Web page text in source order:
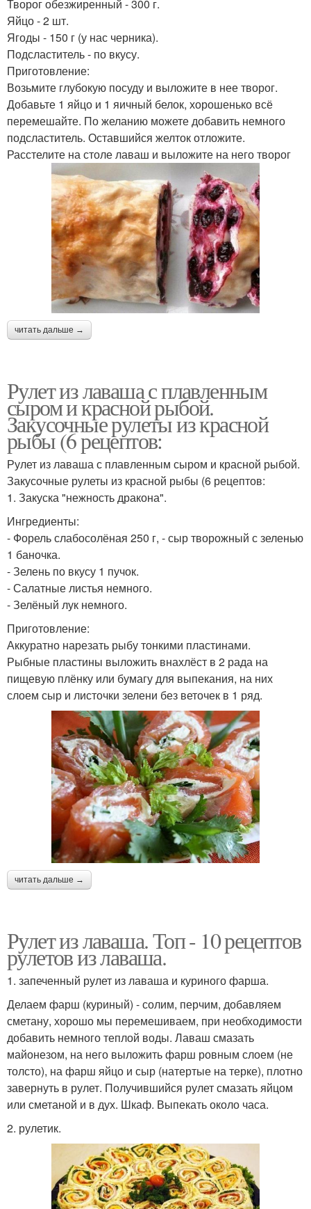
Творог обезжиренный - 300 г.
Яйцо - 2 шт.
Ягоды - 150 г (у нас черника).
Подсластитель - по вкусу.
Приготовление:
Возьмите глубокую посуду и выложите в нее творог.
Добавьте 1 яйцо и 1 яичный белок, хорошенько всё
перемешайте. По желанию можете добавить немного
подсластитель. Оставшийся желток отложите.
Расстелите на столе лаваш и выложите на него творог
читать дальше →
Рулет из лаваша с плавленным
сыром и красной рыбой.
Закусочные рулеты из красной
рыбы (6 рецептов:
Рулет из лаваша с плавленным сыром и красной рыбой.
Закусочные рулеты из красной рыбы (6 рецептов:
1. Закуска "нежность дракона".
Ингредиенты:
- Форель слабосолёная 250 г, - сыр творожный с зеленью
1 баночка.
- Зелень по вкусу 1 пучок.
- Салатные листья немного.
- Зелёный лук немного.
Приготовление:
Аккуратно нарезать рыбу тонкими пластинами.
Рыбные пластины выложить внахлёст в 2 рада на
пищевую плёнку или бумагу для выпекания, на них
слоем сыр и листочки зелени без веточек в 1 ряд.
читать дальше →
Рулет из лаваша. Топ - 10 рецептов
рулетов из лаваша.
1. запеченный рулет из лаваша и куриного фарша.
Делаем фарш (куриный) - солим, перчим, добавляем
сметану, хорошо мы перемешиваем, при необходимости
добавить немного теплой воды. Лаваш смазать
майонезом, на него выложить фарш ровным слоем (не
толсто), на фарш яйцо и сыр (натертые на терке), плотно
завернуть в рулет. Получившийся рулет смазать яйцом
или сметаной и в дух. Шкаф. Выпекать около часа.
2. рулетик.